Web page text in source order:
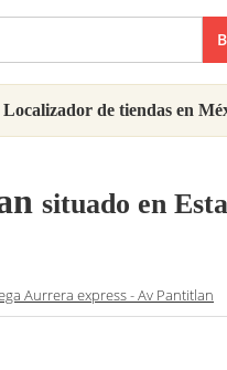
Localizador de tiendas en
situado en
Aurrera express - Av Pantitlan